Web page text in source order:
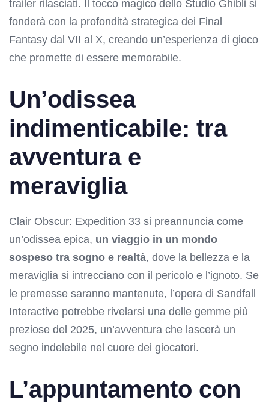
trailer rilasciati. Il tocco magico dello Studio Ghibli si
fonderà con la profondità strategica dei Final
Fantasy dal VII al X, creando un’esperienza di gioco
che promette di essere memorabile.
Un’odissea
indimenticabile: tra
avventura e
meraviglia
Clair Obscur: Expedition 33 si preannuncia come
un’odissea epica, un viaggio in un mondo
sospeso tra sogno e realtà, dove la bellezza e la
meraviglia si intrecciano con il pericolo e l’ignoto. Se
le premesse saranno mantenute, l’opera di Sandfall
Interactive potrebbe rivelarsi una delle gemme più
preziose del 2025, un’avventura che lascerà un
segno indelebile nel cuore dei giocatori.
L’appuntamento con